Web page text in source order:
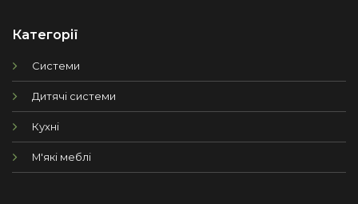
Категорії
Системи
Дитячі системи
Кухні
М'які меблі